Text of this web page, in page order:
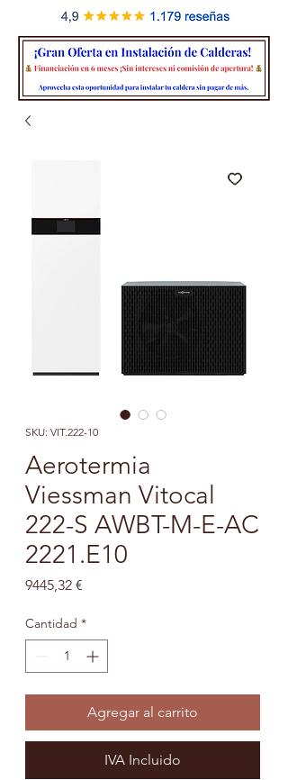
SKU: VIT.222-10
Aerotermia
Viessman Vitocal
222-S AWBT-M-E-AC
2221.E10
9445,32 €
Cantidad *
Agregar al carrito
IVA Incluido